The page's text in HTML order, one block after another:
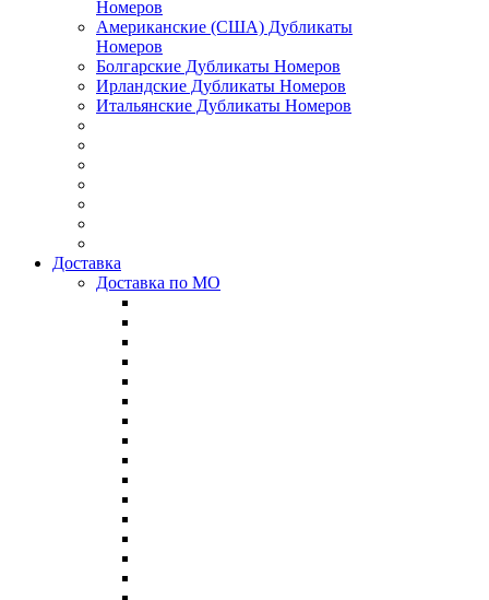
Номеров
Американские (США) Дубликаты
Номеров
Болгарские Дубликаты Номеров
Ирландские Дубликаты Номеров
Итальянские Дубликаты Номеров
Доставка
Доставка по МО